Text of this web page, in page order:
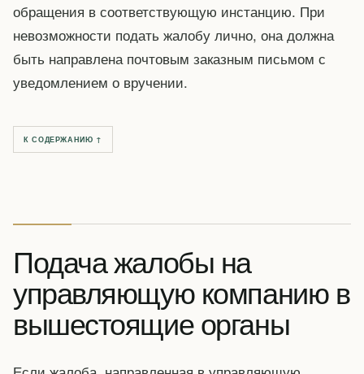
обращения в соответствующую инстанцию. При
невозможности подать жалобу лично, она должна
быть направлена почтовым заказным письмом с
уведомлением о вручении.
К СОДЕРЖАНИЮ ↑
Подача жалобы на
управляющую компанию в
вышестоящие органы